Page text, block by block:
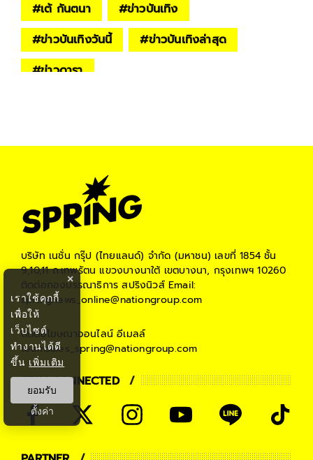
#เต้ กันตนา #ข่าวบันเทิง
#ข่าวบันเทิงวันนี้ #ข่าวบันเทิงล่าสุด
#ข่าวดารา
บริษัท เนชั่น กรุ๊ป (ไทยแลนด์) จำกัด (มหาชน) เลขที่ 1854 ชั้น
9,10,11 ถ.เทพรัตน แขวงบางนาใต้ เขตบางนา, กรุงเทพฯ 10260
ติดต่อกองบรรณาธิการ สปริงนิวส์Email:
springnews_online@nationgroup.com
ติดต่อโฆษณาออนไลน์ อีเมลล์
teamsales_spring@nationgroup.com
STAY CONNECTED
×
เราใช้คุกกี้
เพื่อให้
เว็บไซต์
ทำงานได้ดี
ขึ้น เพิ่มเติม
ยอมรับ
ตั้งค่า